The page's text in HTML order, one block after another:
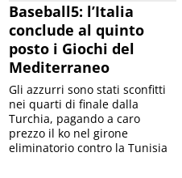
Baseball5: l’Italia
conclude al quinto
posto i Giochi del
Mediterraneo
Gli azzurri sono stati sconfitti
nei quarti di finale dalla
Turchia, pagando a caro
prezzo il ko nel girone
eliminatorio contro la Tunisia